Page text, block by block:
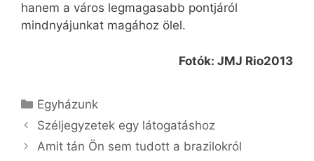
hanem a város legmagasabb pontjáról
mindnyájunkat magához ölel.
Fotók: JMJ Rio2013
Kategória
Egyházunk
Széljegyzetek egy látogatáshoz
Amit tán Ön sem tudott a brazilokról